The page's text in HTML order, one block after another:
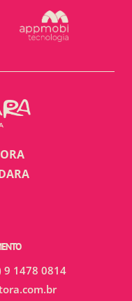
9 1478 0814